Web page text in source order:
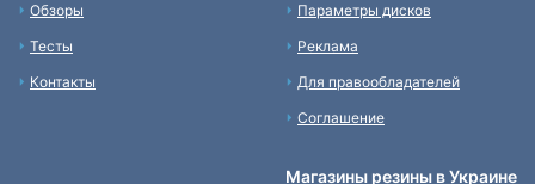
Обзоры
Тесты
Контакты
Параметры дисков
Реклама
Для правообладателей
Соглашение
Магазины резины в Украине